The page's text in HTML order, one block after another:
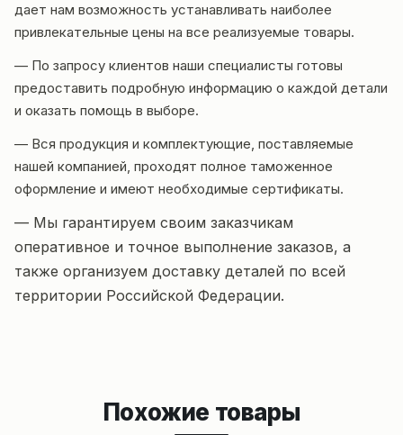
дает нам возможность устанавливать наиболее
привлекательные цены на все реализуемые товары.
— По запросу клиентов наши специалисты готовы
предоставить подробную информацию о каждой детали
и оказать помощь в выборе.
— Вся продукция и комплектующие, поставляемые
нашей компанией, проходят полное таможенное
оформление и имеют необходимые сертификаты.
— Мы гарантируем своим заказчикам
оперативное и точное выполнение заказов, а
также организуем доставку деталей по всей
территории Российской Федерации.
Похожие товары